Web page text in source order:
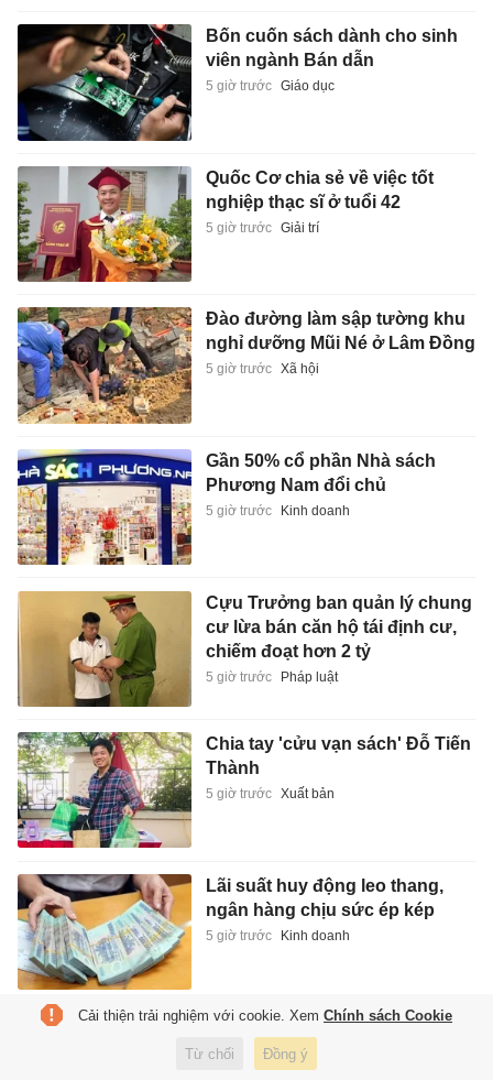
Bốn cuốn sách dành cho sinh
viên ngành Bán dẫn
5 giờ trước Giáo dục
Quốc Cơ chia sẻ về việc tốt
nghiệp thạc sĩ ở tuổi 42
5 giờ trước Giải trí
Đào đường làm sập tường khu
nghỉ dưỡng Mũi Né ở Lâm Đồng
5 giờ trước Xã hội
Gần 50% cổ phần Nhà sách
Phương Nam đổi chủ
5 giờ trước Kinh doanh
Cựu Trưởng ban quản lý chung
cư lừa bán căn hộ tái định cư,
chiếm đoạt hơn 2 tỷ
5 giờ trước Pháp luật
Chia tay 'cửu vạn sách' Đỗ Tiến
Thành
5 giờ trước Xuất bản
Lãi suất huy động leo thang,
ngân hàng chịu sức ép kép
5 giờ trước Kinh doanh
Hanoi Metro lập kỷ lục về lượng
khách và lợi nhuận
Cải thiện trải nghiệm với cookie. Xem Chính sách Cookie
Từ chối Đồng ý